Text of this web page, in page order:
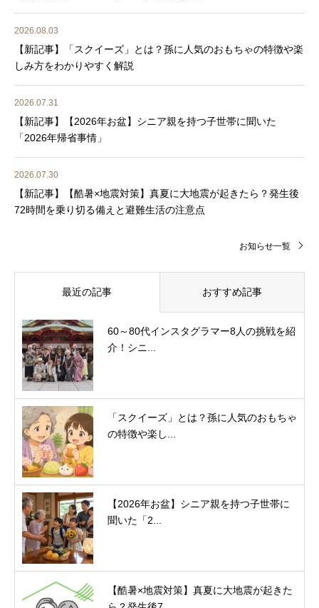
2026.08.03
【新記事】「スクイーズ」とは？孫に人気のおもちゃの特徴や楽
しみ方をわかりやすく解説
2026.07.31
【新記事】【2026年お盆】シニア親を持つ子世帯に聞いた
「2026年帰省事情」
2026.07.30
【新記事】【酷暑×地震対策】真夏に大地震が起きたら？発生後
72時間を乗り切る備えと避難生活の注意点
お知らせ一覧
最近の記事 おすすめ記事
60～80代インスタグラマー8人の挑戦を紹
介！シニ...
「スクイーズ」とは？孫に人気のおもちゃ
の特徴や楽し...
【2026年お盆】シニア親を持つ子世帯に
聞いた「2...
【酷暑×地震対策】真夏に大地震が起きた